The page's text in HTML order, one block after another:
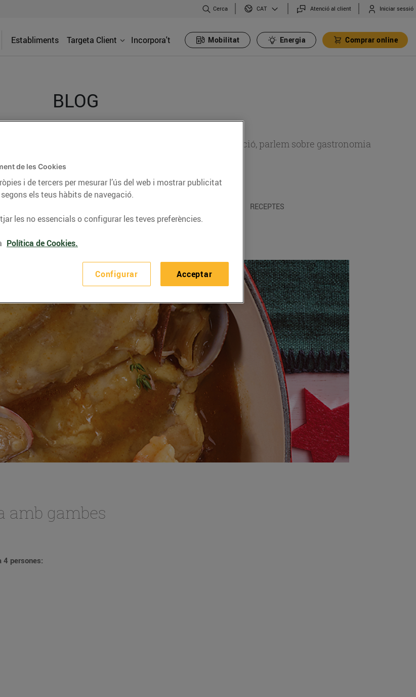
Cerca CAT Atenció al client Iniciar sessió
Establiments Targeta Client Incorpora't Mobilitat Energia Comprar online
BLOG
nutricionals, informació d’actualitat sobre alimentació, parlem sobre gastronomia
nostre territori i molts altres temes.
RECEPTES
amb gambes
4 persones:
de les Cookies
i de tercers per mesurar l’ús del web i mostrar publicitat
els teus hàbits de navegació.
les no essencials o configurar les teves preferències.
Política de Cookies.
Configurar Acceptar